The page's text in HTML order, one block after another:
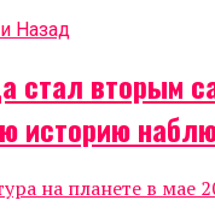
Назад
стал вторым
историю
на планете в мае